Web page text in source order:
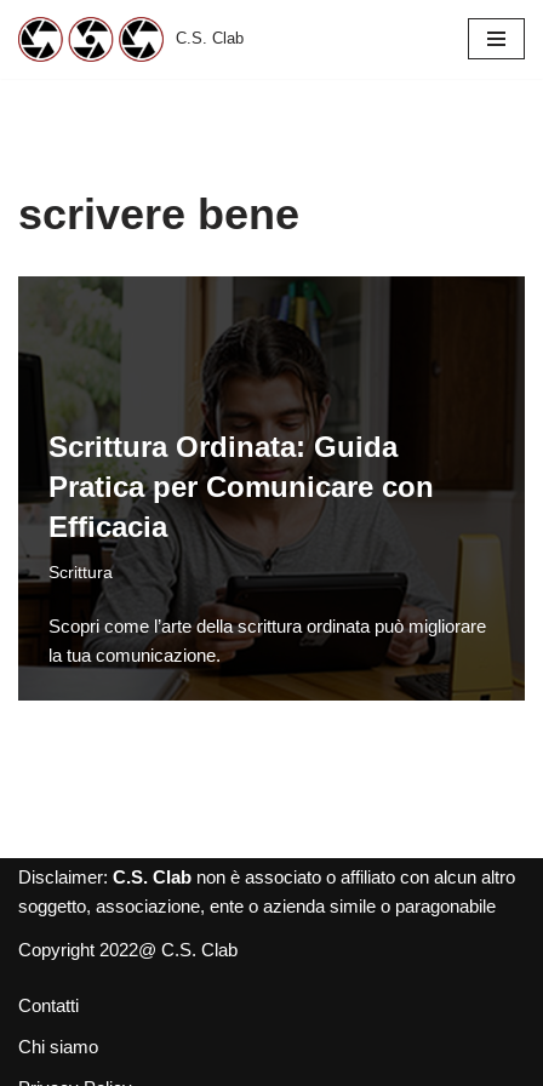
Vai
C.S. Clab
scrivere bene
Scrittura Ordinata: Guida
Pratica per Comunicare con
Efficacia
Scrittura
Scopri come l’arte della scrittura ordinata può migliorare
la tua comunicazione.
Disclaimer: C.S. Clab non è associato o affiliato con alcun altro
soggetto, associazione, ente o azienda simile o paragonabile
Copyright 2022@ C.S. Clab
Contatti
Chi siamo